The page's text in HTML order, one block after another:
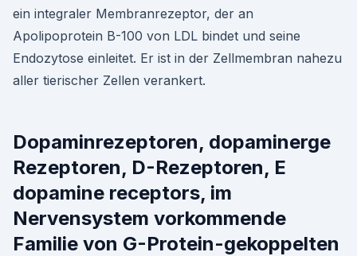
ein integraler Membranrezeptor, der an
Apolipoprotein B-100 von LDL bindet und seine
Endozytose einleitet. Er ist in der Zellmembran nahezu
aller tierischer Zellen verankert.
Dopaminrezeptoren, dopaminerge
Rezeptoren, D-Rezeptoren, E
dopamine receptors, im
Nervensystem vorkommende
Familie von G-Protein-gekoppelten